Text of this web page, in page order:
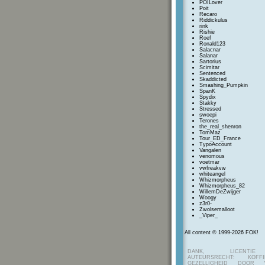
POILover
Poit
Recaro
Riddickulus
rink
Rishie
Roef
Ronald123
Salacnar
Salanar
Sartorius
Scimitar
Sentenced
Skaddicted
Smashing_Pumpkin
SpanK
Spydix
Stakky
Stressed
swoepi
Terones
the_real_shenron
TomMaz
Tour_ED_France
TypoAccount
Vangalen
venomous
voetmar
vwfreakvw
whiteangel
Whizmorpheus
Whizmorpheus_82
WillemDeZwijger
Woogy
z3r0-
Zwolsemalloot
_Viper_
All content © 1999-2026 FOK!
DANK,
AUTEURSRECHT:
GEZELLIGHEID DOOR